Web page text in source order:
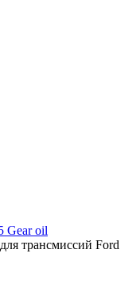
Gear oil
трансмиссий Ford